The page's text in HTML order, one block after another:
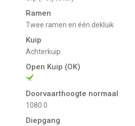
Ramen
Twee ramen en één dekluik
Kuip
Achterkuip
Open Kuip (OK)
Doorvaarthoogte normaal
1080 0
Diepgang